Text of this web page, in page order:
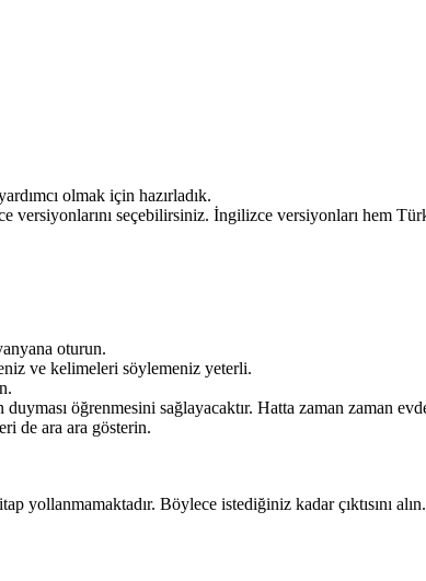
olmak için hazırladık.
versiyonlarını seçebilirsiniz. İngilizce versiyonları hem
oturun.
ve kelimeleri söylemeniz yeterli.
öğrenmesini sağlayacaktır. Hatta zaman zaman
de ara ara gösterin.
Böylece istediğiniz kadar çıktısını